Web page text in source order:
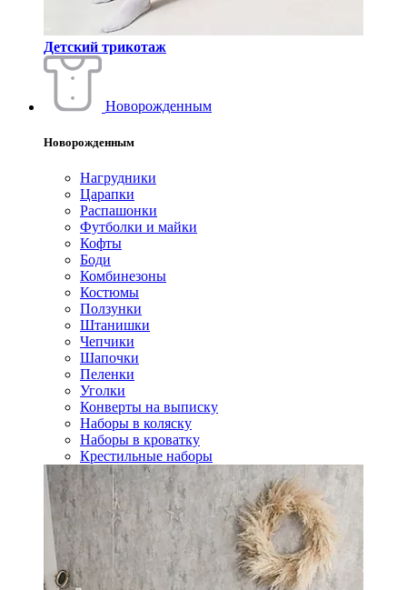
Детский трикотаж
Новорожденным
Новорожденным
Нагрудники
Царапки
Распашонки
Футболки и майки
Кофты
Боди
Комбинезоны
Костюмы
Ползунки
Штанишки
Чепчики
Шапочки
Пеленки
Уголки
Конверты на выписку
Наборы в коляску
Наборы в кроватку
Крестильные наборы